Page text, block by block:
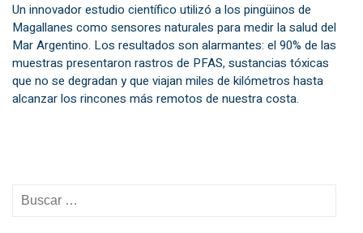
Un innovador estudio científico utilizó a los pingüinos de
Magallanes como sensores naturales para medir la salud del
Mar Argentino. Los resultados son alarmantes: el 90% de las
muestras presentaron rastros de PFAS, sustancias tóxicas
que no se degradan y que viajan miles de kilómetros hasta
alcanzar los rincones más remotos de nuestra costa.